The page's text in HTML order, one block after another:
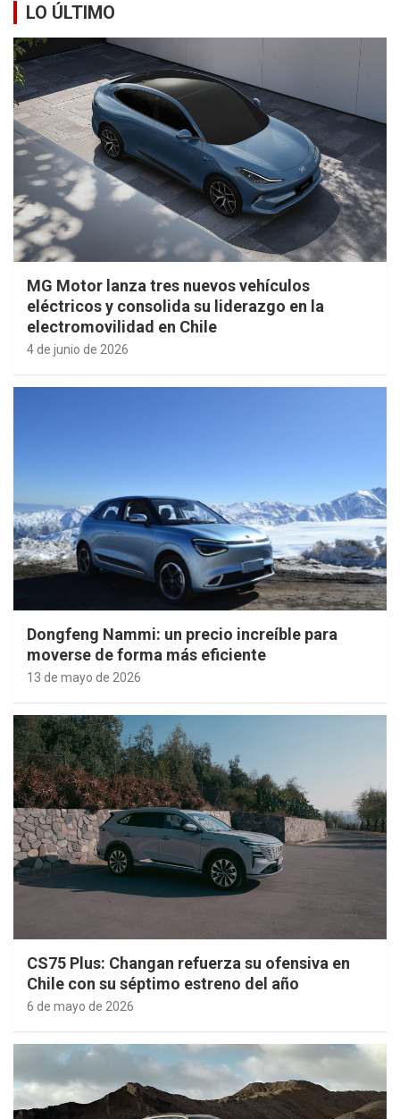
LO ÚLTIMO
MG Motor lanza tres nuevos vehículos
eléctricos y consolida su liderazgo en la
electromovilidad en Chile
4 de junio de 2026
Dongfeng Nammi: un precio increíble para
moverse de forma más eficiente
13 de mayo de 2026
CS75 Plus: Changan refuerza su ofensiva en
Chile con su séptimo estreno del año
6 de mayo de 2026